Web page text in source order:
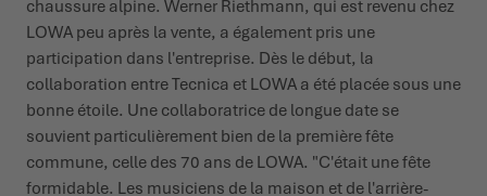
chaussure alpine. Werner Riethmann, qui est revenu chez
LOWA peu après la vente, a également pris une
participation dans l'entreprise. Dès le début, la
collaboration entre Tecnica et LOWA a été placée sous une
bonne étoile. Une collaboratrice de longue date se
souvient particulièrement bien de la première fête
commune, celle des 70 ans de LOWA. "C'était une fête
formidable. Les musiciens de la maison et de l'arrière-